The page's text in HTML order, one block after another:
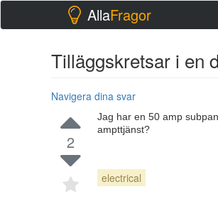
AllaFragor
Tilläggskretsar i en
Navigera dina svar
2
Jag har en 50 amp
ampttjänst?
electrical